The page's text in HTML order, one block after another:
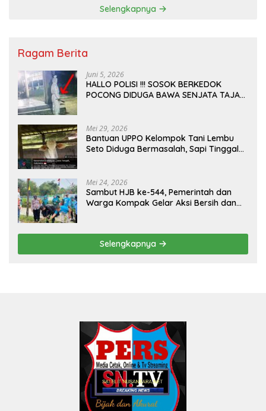
Selengkapnya
Ragam Berita
Juni 5, 2026
HALLO POLISI !!! SOSOK BERKEDOK
POCONG DIDUGA BAWA SENJATA TAJAM
Mei 29, 2026
Bantuan UPPO Kelompok Tani Lembu
Seto Diduga Bermasalah, Sapi Tinggal
Mei 24, 2026
Sambut HJB ke-544, Pemerintah dan
Warga Kompak Gelar Aksi Bersih dan
Selengkapnya